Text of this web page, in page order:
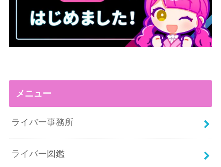
メニュー
ライバー事務所
ライバー図鑑